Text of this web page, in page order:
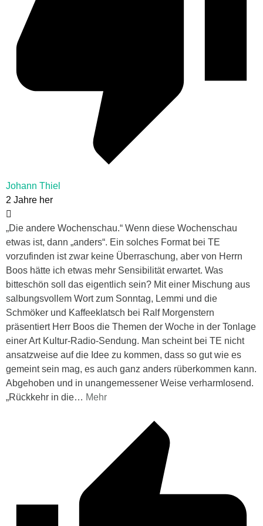
Johann Thiel
2 Jahre her
„Die andere Wochenschau.“ Wenn diese Wochenschau
etwas ist, dann „anders“. Ein solches Format bei TE
vorzufinden ist zwar keine Überraschung, aber von Herrn
Boos hätte ich etwas mehr Sensibilität erwartet. Was
bitteschön soll das eigentlich sein? Mit einer Mischung aus
salbungsvollem Wort zum Sonntag, Lemmi und die
Schmöker und Kaffeeklatsch bei Ralf Morgenstern
präsentiert Herr Boos die Themen der Woche in der Tonlage
einer Art Kultur-Radio-Sendung. Man scheint bei TE nicht
ansatzweise auf die Idee zu kommen, dass so gut wie es
gemeint sein mag, es auch ganz anders rüberkommen kann.
Abgehoben und in unangemessener Weise verharmlosend.
„Rückkehr in die… Mehr